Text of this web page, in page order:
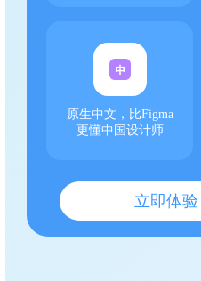
原生中文，比Figma
更懂中国设计师
立即体